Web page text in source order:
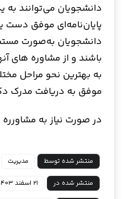
دانشجویان می‌توانند
پایان‌نامه‌ای موفق دست
دانشجویان به‌صورت
باشند و از مشاوره های
به بهترین نحو مراحل
موفق به دریافت مدرک
در صورت نیاز به مشاورره
منتشر شده توسط مدیریت
منتشر شده در ۲۱ اسفند ۱۴۰۳